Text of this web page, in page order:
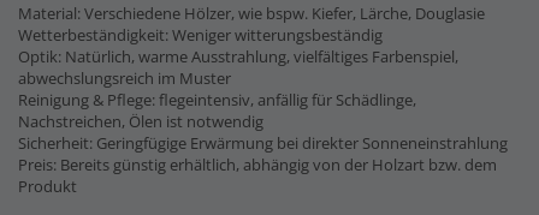
Material: Verschiedene Hölzer, wie bspw. Kiefer, Lärche, Douglasie
Wetterbeständigkeit: Weniger witterungsbeständig
Optik: Natürlich, warme Ausstrahlung, vielfältiges Farbenspiel,
abwechslungsreich im Muster
Reinigung & Pflege: flegeintensiv, anfällig für Schädlinge,
Nachstreichen, Ölen ist notwendig
Sicherheit: Geringfügige Erwärmung bei direkter Sonneneinstrahlung
Preis: Bereits günstig erhältlich, abhängig von der Holzart bzw. dem
Produkt